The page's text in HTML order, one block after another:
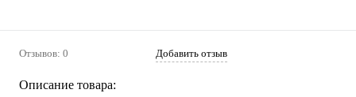
Отзывов: 0 Добавить отзыв
Описание товара: